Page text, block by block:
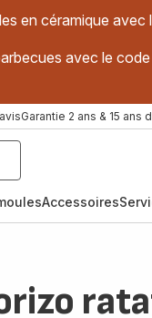
en céramique avec
avec le
Garantie 2 ans & 15 ans
Accessoires